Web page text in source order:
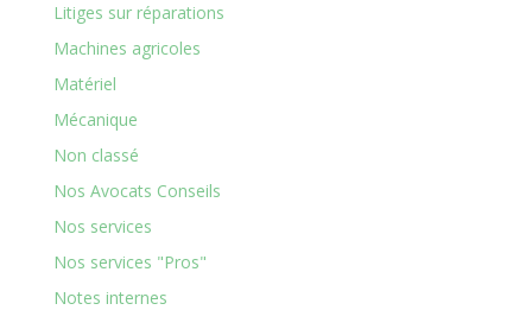
Litiges sur réparations
Machines agricoles
Matériel
Mécanique
Non classé
Nos Avocats Conseils
Nos services
Nos services "Pros"
Notes internes